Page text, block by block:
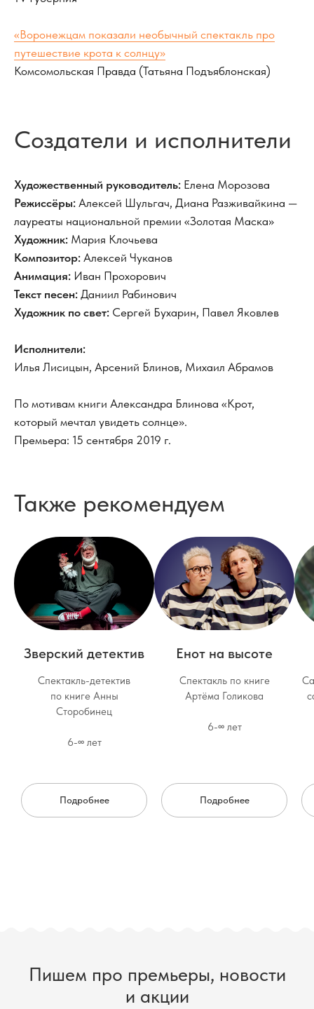
«Воронежцам показали необычный спектакль про
путешествие крота к солнцу»
Комсомольская Правда (Татьяна Подъяблонская)
Создатели и исполнители
Художественный руководитель: Елена Морозова
Режиссёры: Алексей Шульгач, Диана Разживайкина —
лауреаты национальной премии «Золотая Маска»
Художник: Мария Клочьева
Композитор: Алексей Чуканов
Анимация: Иван Прохорович
Текст песен: Даниил Рабинович
Художник по свет: Сергей Бухарин, Павел Яковлев
Исполнители:
Илья Лисицын, Арсений Блинов, Михаил Абрамов
По мотивам книги Александра Блинова «Крот,
который мечтал увидеть солнце».
Премьера: 15 сентября 2019 г.
Также рекомендуем
Зверский детектив
Спектакль-детектив
по книге Анны
Сторобинец
6-∞ лет
Подробнее
Енот на высоте
Спектакль по книге
Артёма Голикова
6-∞ лет
Подробнее
Пишем про премьеры, новости
и акции